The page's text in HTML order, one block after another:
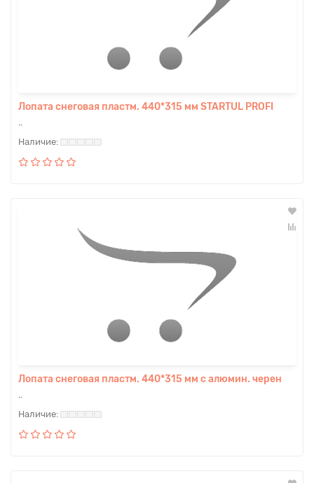
Лопата снеговая пластм. 440*315 мм STARTUL PROFI
..
Лопата снеговая пластм. 440*315 мм с алюмин. черен
..